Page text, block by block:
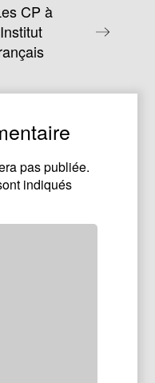
CP à
pas publiée.
indiqués